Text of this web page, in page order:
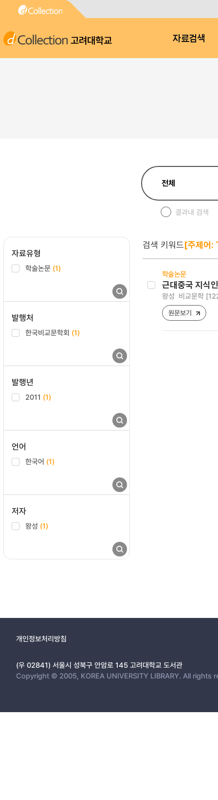
고려대학교 자료검색
결과내 검색
자료유형
학술논문 (1)
발행처
한국비교문학회 (1)
발행년
2011 (1)
언어
한국어 (1)
저자
왕성 (1)
검색 키워드[주제
학술논문
근대중국 지식
왕성 비교문학
원문보기
개인정보처리방침
(우 02841) 서울시 성북구 안암로 145 고려대학교 도서관
Copyright © 2005, KOREA UNIVERSITY LIBRARY. All rights